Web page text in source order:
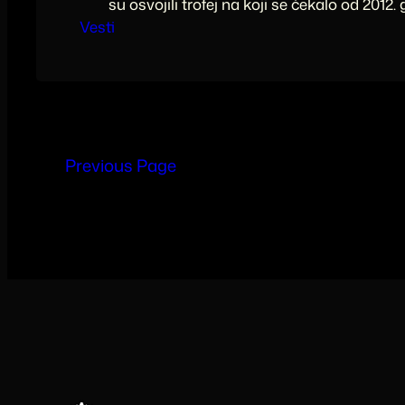
Vesti
Previous Page